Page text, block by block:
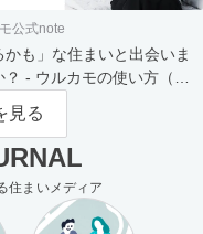
公式note
かも」な住まいと出会いま
？ - ウルカモの使い方（買
向け）
見る
住まいメディア